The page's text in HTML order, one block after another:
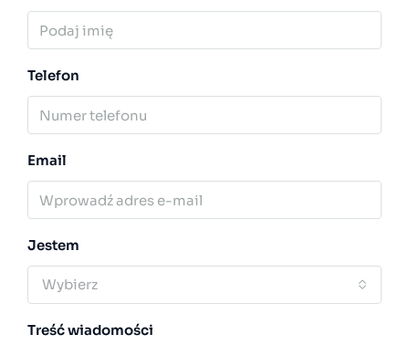
Telefon
Email
Jestem
Wybierz
Treść wiadomości